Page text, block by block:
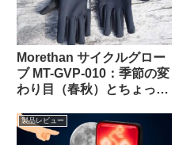
Morethan サイクルグロー
ブ MT-GVP-010：季節の変
わり目（春秋）とちょっと
製品レビュー